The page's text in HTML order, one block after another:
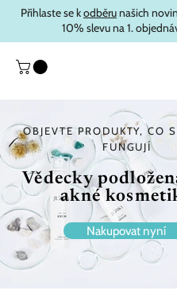
Přihlaste se kodběrunašich
10% slevu na 1.
OBJEVTE PRODUKTY, CO
FUNGUJÍ
Vědecky
akné
Nakupovat nyní